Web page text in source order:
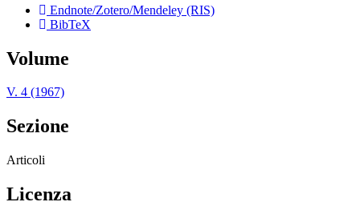
Endnote/Zotero/Mendeley (RIS)
BibTeX
Volume
V. 4 (1967)
Sezione
Articoli
Licenza